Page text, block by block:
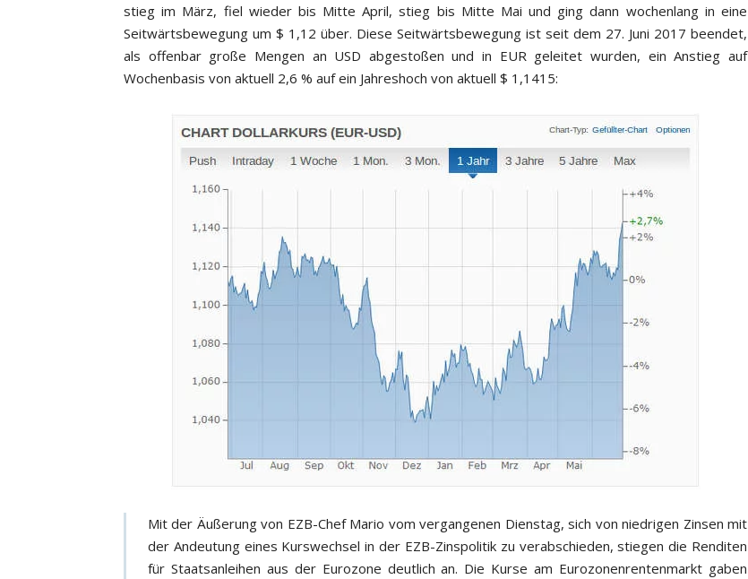
stieg im März, fiel wieder bis Mitte April, stieg bis Mitte Mai und ging dann wochenlang in eine
Seitwärtsbewegung um $ 1,12 über. Diese Seitwärtsbewegung ist seit dem 27. Juni 2017 beendet,
als offenbar große Mengen an USD abgestoßen und in EUR geleitet wurden, ein Anstieg auf
Wochenbasis von aktuell 2,6 % auf ein Jahreshoch von aktuell $ 1,1415:
Mit der Äußerung von EZB-Chef Mario vom vergangenen Dienstag, sich von niedrigen Zinsen mit
der Andeutung eines Kurswechsel in der EZB-Zinspolitik zu verabschieden, stiegen die Renditen
für Staatsanleihen aus der Eurozone deutlich an. Die Kurse am Eurozonenrentenmarkt gaben